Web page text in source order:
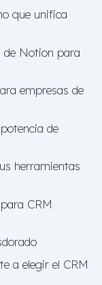
que unifica
de Notion para
empresas de
de
herramientas
CRM
a elegir el CRM